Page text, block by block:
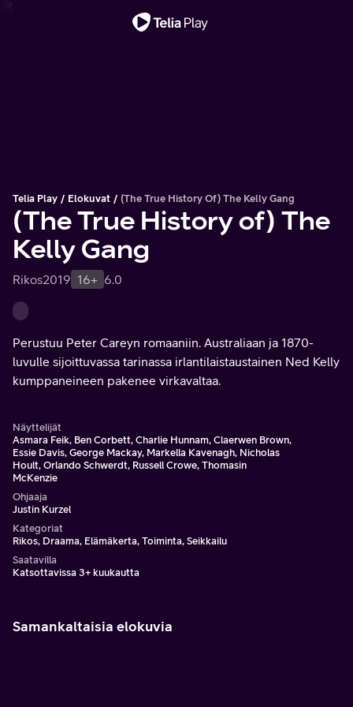
Telia Play Elokuvat (The True History Of) The Kelly Gang
(The True History of) The
Kelly Gang
Rikos2019 16+ 6.0
Perustuu Peter Careyn romaaniin. Australiaan ja 1870-
luvulle sijoittuvassa tarinassa irlantilaistaustainen Ned Kelly
kumppaneineen pakenee virkavaltaa.
Näyttelijät
Asmara Feik, Ben Corbett, Charlie Hunnam, Claerwen Brown,
Essie Davis, George Mackay, Markella Kavenagh, Nicholas
Hoult, Orlando Schwerdt, Russell Crowe, Thomasin
McKenzie
Ohjaaja
Justin Kurzel
Kategoriat
Rikos, Draama, Elämäkerta, Toiminta, Seikkailu
Saatavilla
Katsottavissa 3+ kuukautta
Samankaltaisia elokuvia